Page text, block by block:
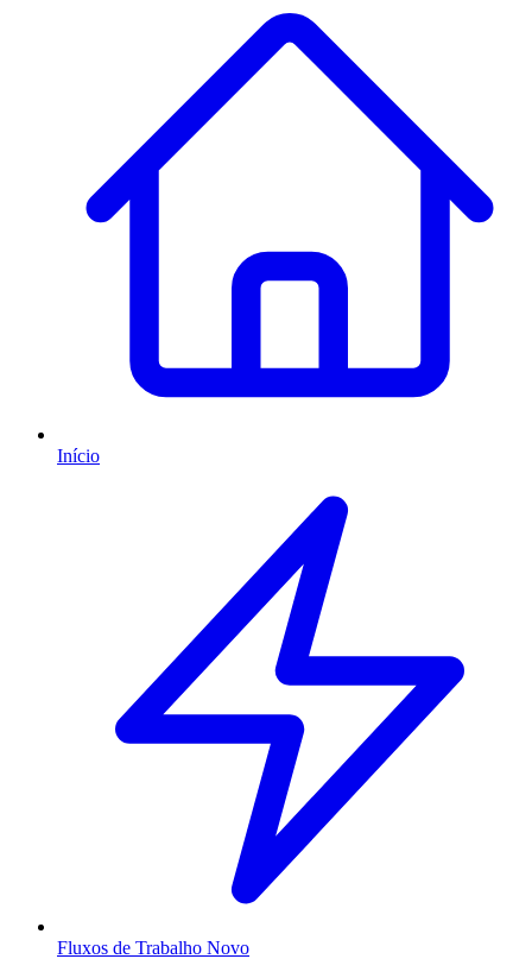
Início
Fluxos de Trabalho Novo